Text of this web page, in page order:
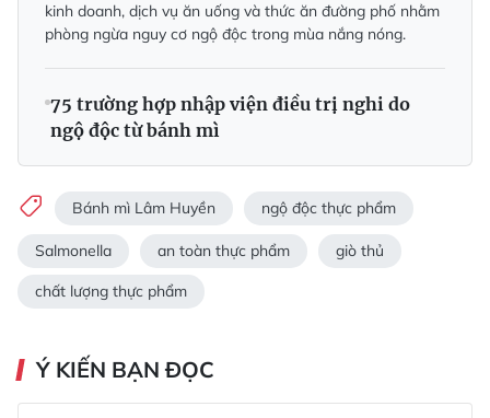
kinh doanh, dịch vụ ăn uống và thức ăn đường phố nhằm
phòng ngừa nguy cơ ngộ độc trong mùa nắng nóng.
75 trường hợp nhập viện điều trị nghi do
ngộ độc từ bánh mì
Bánh mì Lâm Huyền ngộ độc thực phẩm
Salmonella an toàn thực phẩm giò thủ
chất lượng thực phẩm
Ý KIẾN BẠN ĐỌC